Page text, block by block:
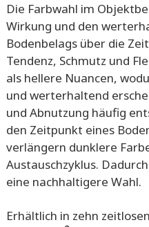
Die Farbwahl im
Wirkung und den
Bodenbelags über die
Tendenz, Schmutz und
als hellere Nuancen,
und werterhaltend
und Abnutzung häufig
den Zeitpunkt eines
verlängern dunklere
Austauschzyklus.
eine nachhaltigere Wahl.
Erhältlich in zehn